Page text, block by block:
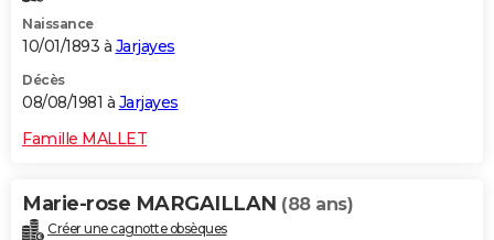
Naissance
10/01/1893 à Jarjayes
Décès
08/08/1981 à Jarjayes
Famille MALLET
Marie-rose MARGAILLAN (88 ans)
Créer une cagnotte obsèques